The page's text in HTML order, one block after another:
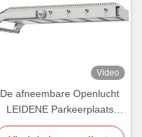
Video
De afneembare Openlucht
LEIDENE Parkeerplaats
steekt het Waterdichte